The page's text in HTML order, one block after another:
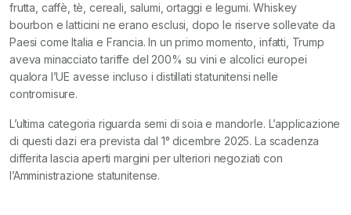
frutta, caffè, tè, cereali, salumi, ortaggi e legumi. Whiskey
bourbon e latticini ne erano esclusi, dopo le riserve sollevate da
Paesi come Italia e Francia. In un primo momento, infatti, Trump
aveva minacciato tariffe del 200% su vini e alcolici europei
qualora l’UE avesse incluso i distillati statunitensi nelle
contromisure.
L’ultima categoria riguarda semi di soia e mandorle. L’applicazione
di questi dazi era prevista dal 1° dicembre 2025. La scadenza
differita lascia aperti margini per ulteriori negoziati con
l’Amministrazione statunitense.